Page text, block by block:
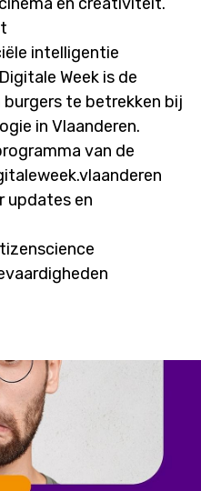
intelligentie
Week is de
te betrekken bij
in Vlaanderen.
van de
updates en